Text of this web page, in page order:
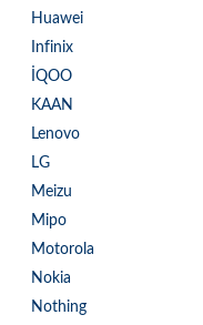
Huawei
Infinix
İQOO
KAAN
Lenovo
LG
Meizu
Mipo
Motorola
Nokia
Nothing